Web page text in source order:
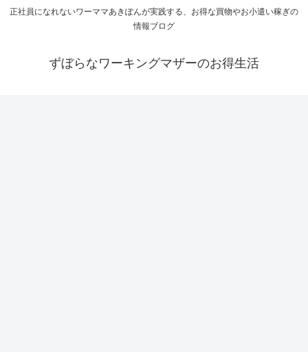
正社員になれないワーママあきぽんが実践する、お得な買物やお小遣い稼ぎの
情報ブログ
ずぼらなワーキングマザーのお得生活